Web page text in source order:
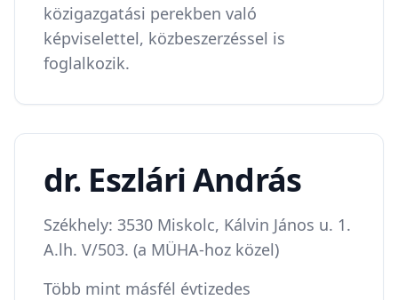
közigazgatási perekben való
képviselettel, közbeszerzéssel is
foglalkozik.
dr. Eszlári András
Székhely: 3530 Miskolc, Kálvin János u. 1.
A.lh. V/503. (a MÜHA-hoz közel)
Több mint másfél évtizedes